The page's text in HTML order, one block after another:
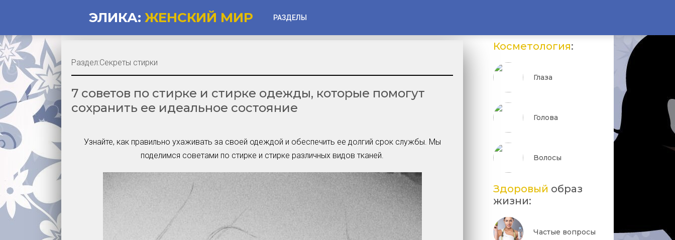
ЭЛИКА: ЖЕНСКИЙ МИР РАЗДЕЛЫ
Губы
Лицо
Частые вопросы
Советы новичкам
Шоу-Бизнес и Гламур
Актёры, Певцы, Звёзды
Знаменитости в Фокусе
Прошлое и Настоящее
7 советов по стирке и стирке одежды, которые помогут
сохранить ее идеальное состояние
Узнайте, как правильно ухаживать за своей одеждой и обеспечить ее долгий срок службы. Мы
поделимся советами по стирке и стирке различных видов тканей.
Раздел:Секреты стирки
Косметология:
Глаза
Голова
Волосы
Здоровый образ
жизни:
Частые вопросы